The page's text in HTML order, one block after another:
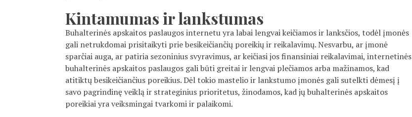
Kintamumas ir lankstumas
Buhalterinės apskaitos paslaugos internetu yra labai lengvai keičiamos ir lanksčios, todėl įmonės
gali netrukdomai prisitaikyti prie besikeičiančių poreikių ir reikalavimų. Nesvarbu, ar įmonė
sparčiai auga, ar patiria sezoninius svyravimus, ar keičiasi jos finansiniai reikalavimai, internetinės
buhalterinės apskaitos paslaugos gali būti greitai ir lengvai plečiamos arba mažinamos, kad
atitiktų besikeičiančius poreikius. Dėl tokio mastelio ir lankstumo įmonės gali sutelkti dėmesį į
savo pagrindinę veiklą ir strateginius prioritetus, žinodamos, kad jų buhalterinės apskaitos
poreikiai yra veiksmingai tvarkomi ir palaikomi.